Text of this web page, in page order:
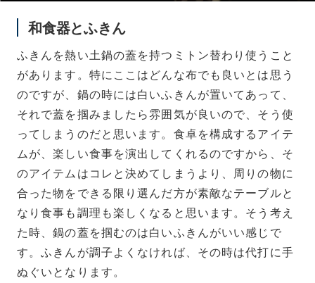
和食器とふきん
ふきんを熱い土鍋の蓋を持つミトン替わり使うこと
があります。特にここはどんな布でも良いとは思う
のですが、鍋の時には白いふきんが置いてあって、
それで蓋を掴みましたら雰囲気が良いので、そう使
ってしまうのだと思います。食卓を構成するアイテ
ムが、楽しい食事を演出してくれるのですから、そ
のアイテムはコレと決めてしまうより、周りの物に
合った物をできる限り選んだ方が素敵なテーブルと
なり食事も調理も楽しくなると思います。そう考え
た時、鍋の蓋を掴むのは白いふきんがいい感じで
す。ふきんが調子よくなければ、その時は代打に手
ぬぐいとなります。